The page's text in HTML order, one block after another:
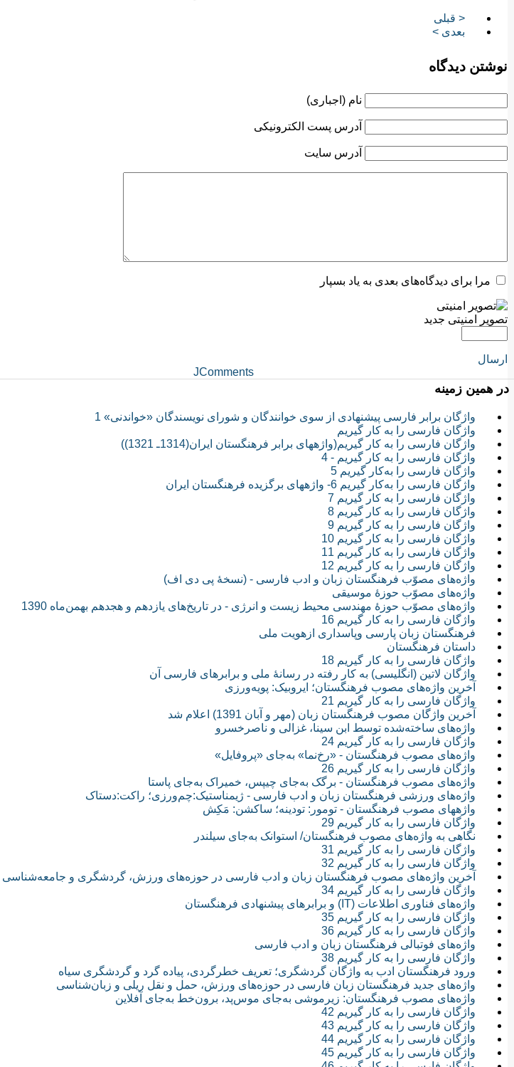
< قبلی
بعدی >
نوشتن دیدگاه
نام (اجباری)
آدرس پست الکترونیکی
آدرس سایت
مرا برای دیدگاه‌های بعدی به یاد بسپار
تصویر امنیتی جدید
ارسال
JComments
در همین زمینه
واژگان برابر فارسی پیشنهادی از سوی خوانندگان و شورای نویسندگان «خواندنی» 1
واژگان فارسی را به کار گیریم
واژگان فارسی را به کار گیریم(واژه‎های برابر فرهنگستان ایران(1314ـ 1321))
واژگان فارسی را به کار گیریم - 4
واژگان فارسی را به‌کار گیریم 5
واژگان فارسی را به‌کار گیریم 6- واژه‎های برگزیده فرهنگستان ایران
واژگان فارسی را به کار گیریم 7
واژگان فارسی را به کار گیریم 8
واژگان فارسی را به کار گیریم 9
واژگان فارسی را به کار گیریم 10
واژگان فارسی را به کار گیریم 11
واژگان فارسی را به کار گیریم 12
واژه‌های مصوّب فرهنگستان زبان و ادب فارسی - (نسخهٔ پی دی اف)
واژه‌های مصوّب حوزهٔ موسیقی
واژه‌های مصوّب حوزهٔ مهندسی محیط زیست و انرژی - در تاریخ‌های یازدهم و هجدهم بهمن‌ماه 1390
واژگان فارسی را به کار گیریم 16
فرهنگستان زبان پارسی وپاسداری ازهویت ملی
داستان فرهنگستان
واژگان فارسی را به کار گیریم 18
واژگان لاتین (انگلیسی) به کار رفته در رسانۀ ملی و برابرهای فارسی آن
آخرین واژه‌های مصوب فرهنگستان؛ ایروبیک: پویه‌ورزی
واژگان فارسی را به کار گیریم 21
آخرین واژگان مصوب فرهنگستان زبان (مهر و آبان 1391) اعلام شد
واژه‌های ساخته‌شده توسط ابن‌ سینا، غزالی و ناصرخسرو
واژگان فارسی را به کار گیریم 24
واژه‌های مصوب فرهنگستان - «رخ‌نما» به‌جای «پروفایل»
واژگان فارسی را به کار گیریم 26
واژه‌های مصوب فرهنگستان - برگک به‌جای چیپس، خمیراک به‌جای پاستا
واژه‌های ورزشی فرهنگستان زبان و ادب فارسی - ژیمناستیک:چم‌ورزی؛ راکت:دستاک
واژه‎های مصوب فرهنگستان - تومور: تودینه؛ ساکشن: مَکِش
واژگان فارسی را به کار گیریم 29
نگاهی به واژه‌های مصوب فرهنگستان/ استوانک به‌جای سیلندر
واژگان فارسی را به کار گیریم 31
واژگان فارسی را به کار گیریم 32
آخرین واژه‌های مصوب فرهنگستان زبان و ادب فارسی در حوزه‌های ورزش، گردشگری و جامعه‌شناسی
واژگان فارسی را به کار گیریم 34
واژه‌های فناوری اطلاعات (IT) و برابرهای پیشنهادی فرهنگستان
واژگان فارسی را به کار گیریم 35
واژگان فارسی را به کار گیریم 36
واژه‌های فوتبالی فرهنگستان زبان و ادب فارسی
واژگان فارسی را به کار گیریم 38
ورود فرهنگستان ادب به واژگان گردشگری؛ تعریف خطرگردی، پیاده گرد و گردشگری سیاه
واژه‌های جدید فرهنگستان زبان فارسی در حوزه‌های ورزش، حمل و نقل ریلی و زبان‌شناسی
واژه‌های مصوب فرهنگستان: زیرموشی به‌جای موس‌پد، برون‌خط به‌جای آفلاین
واژگان فارسی را به کار گیریم 42
واژگان فارسی را به کار گیریم 43
واژگان فارسی را به کار گیریم 44
واژگان فارسی را به کار گیریم 45